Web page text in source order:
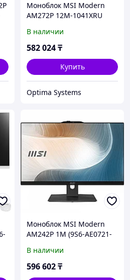
Моноблок MSI Modern
AM272P 12M-1041XRU
Intel, Core i5, 1235U, 3.3,
16 Гб, 1 Тб
В наличии
582 024₸
Купить
Optima Systems
Моноблок MSI Modern
AM242P 1M (9S6-AE0721-
150U, 1.8, 16 Гб, 512 Гб
В наличии
596 602₸